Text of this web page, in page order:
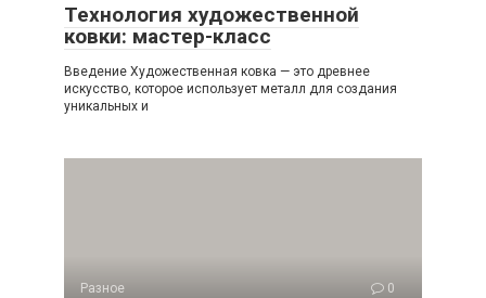
Технология художественной
ковки: мастер-класс
Введение Художественная ковка — это древнее
искусство, которое использует металл для создания
уникальных и
Разное 0